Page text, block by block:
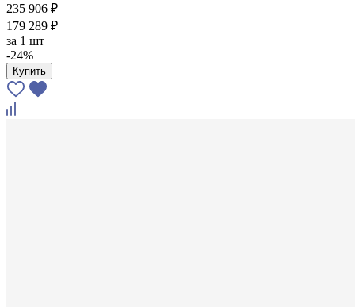
235 906 ₽
179 289 ₽
за 1 шт
-24%
Купить